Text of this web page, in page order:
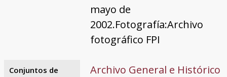
mayo de
2002.Fotografía:Archivo
fotográfico FPI
Conjuntos de
Archivo General e Histórico